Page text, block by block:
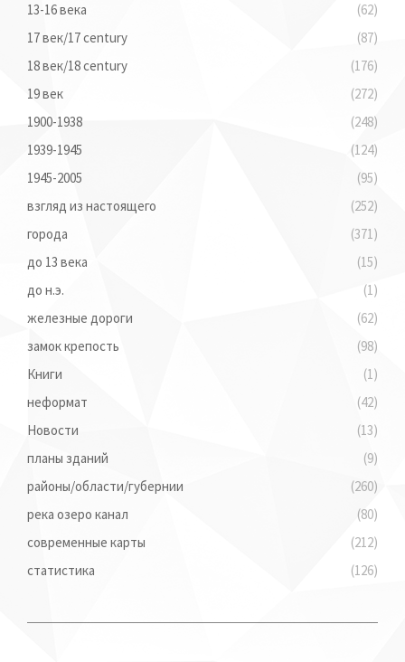
13-16 века
(62)
17 век/17 century
(87)
18 век/18 century
(176)
19 век
(272)
1900-1938
(248)
1939-1945
(124)
1945-2005
(95)
взгляд из настоящего
(252)
города
(371)
до 13 века
(15)
до н.э.
(1)
железные дороги
(62)
замок крепость
(98)
Книги
(1)
неформат
(42)
Новости
(13)
планы зданий
(9)
районы/области/губернии
(260)
река озеро канал
(80)
современные карты
(212)
статистика
(126)